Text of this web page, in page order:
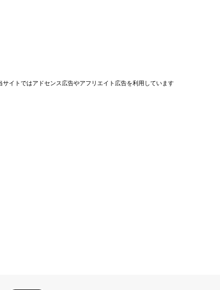
サイトではアドセンス広告やアフリエイト広告を利用しています